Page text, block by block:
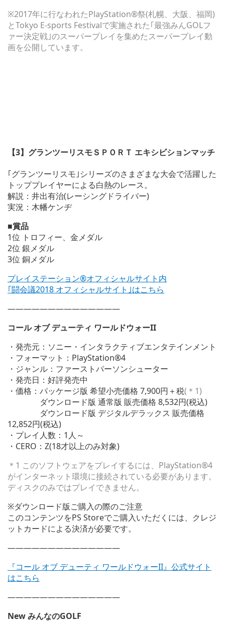
※2017年に行なわれたPlayStation®祭(札幌、大阪、福岡)
とTokyo E-sports Festivalで実施された｢最強みんGOLフ
ァー決定戦｣のスーパープレイを集めたスーパープレイ動
画を公開しています。
【3】グランツーリスモＳＰＯＲＴ エキシビションマッチ
｢グランツーリスモ｣シリーズのさまざまな大会で活躍した
トッププレイヤーによる白熱のレース。
解説：井出有治(レーシングドライバー)
実況：木幡ケンヂ
■賞品
1位 トロフィー、金メダル
2位 銀メダル
3位 銅メダル
プレイステーション®オフィシャルサイト内
｢闘会議2018 オフィシャルサイト｣はこちら
——————————————
コール オブ デューティ ワールドウォーII
・発売元：ソニー・インタラクティブエンタテインメント
・フォーマット：PlayStation®4
・ジャンル：ファーストパーソンシューター
・発売日：好評発売中
・価格：パッケージ版 希望小売価格 7,900円＋税(＊1)
ダウンロード版 通常版 販売価格 8,532円(税込)
ダウンロード版 デジタルデラックス 販売価格
12,852円(税込)
・プレイ人数：1人～
・CERO：Z(18才以上のみ対象)
＊1 このソフトウェアをプレイするには、PlayStation®4
がインターネット環境に接続されている必要があります。
ディスクのみではプレイできません。
※ダウンロード版ご購入の際のご注意
このコンテンツをPS Storeでご購入いただくには、クレジ
ットカードによる決済が必要です。
——————————————
『コール オブ デューティ ワールドウォーII』公式サイト
はこちら
——————————————
New みんなのGOLF